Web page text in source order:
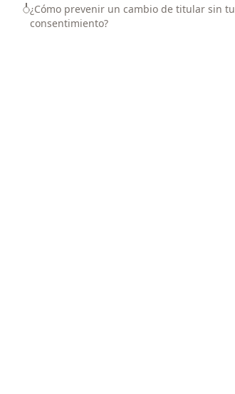
¿Cómo prevenir un cambio de titular sin tu
consentimiento?